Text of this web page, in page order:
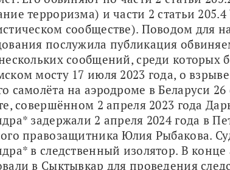
терроризма) и части 2 статьи
сообществе). Поводом для
послужила публикация
сообщений, среди которых
мосту 17 июля 2023 года, о
самолёта на аэродроме в Беларуси
совершённом 2 апреля 2023 года
задержали 2 апреля 2024 года в
правозащитника Юлия Рыбакова.
в следственный изолятор. В
в Сыктывкар для проведения